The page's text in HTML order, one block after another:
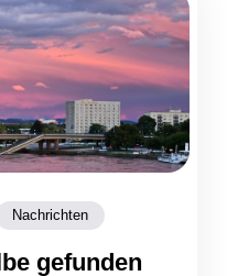
Nachrichten
gefunden